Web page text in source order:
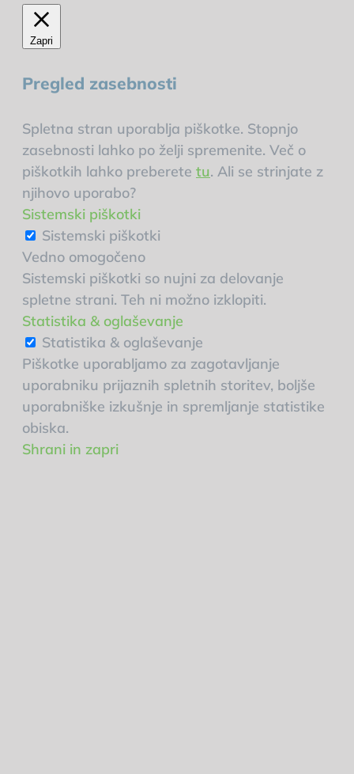
Zapri
Pregled zasebnosti
Spletna stran uporablja piškotke. Stopnjo
zasebnosti lahko po želji spremenite. Več o
piškotkih lahko preberete tu. Ali se strinjate z
njihovo uporabo?
Sistemski piškotki
Sistemski piškotki
Vedno omogočeno
Sistemski piškotki so nujni za delovanje
spletne strani. Teh ni možno izklopiti.
Statistika & oglaševanje
Statistika & oglaševanje
Piškotke uporabljamo za zagotavljanje
uporabniku prijaznih spletnih storitev, boljše
uporabniške izkušnje in spremljanje statistike
obiska.
Shrani in zapri